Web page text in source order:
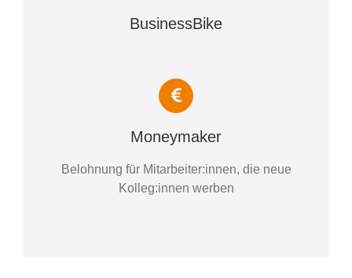
BusinessBike
Moneymaker
Belohnung für Mitarbeiter:innen, die neue
Kolleg:innen werben